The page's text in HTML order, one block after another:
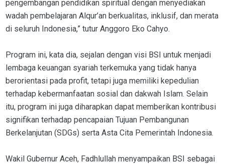
pengembangan pendidikan spiritual dengan menyediakan
wadah pembelajaran Alqur’an berkualitas, inklusif, dan merata
di seluruh Indonesia,” tutur Anggoro Eko Cahyo.
Program ini, kata dia, sejalan dengan visi BSI untuk menjadi
lembaga keuangan syariah terkemuka yang tidak hanya
berorientasi pada profit, tetapi juga memiliki kepedulian
terhadap kebermanfaatan sosial dan dakwah Islam. Selain
itu, program ini juga diharapkan dapat memberikan kontribusi
signifikan terhadap pencapaian Tujuan Pembangunan
Berkelanjutan (SDGs) serta Asta Cita Pemerintah Indonesia.
Wakil Gubernur Aceh, Fadhlullah menyampaikan BSI sebagai